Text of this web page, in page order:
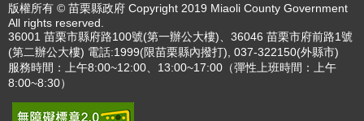
版權所有 © 苗栗縣政府 Copyright 2019 Miaoli County Government
All rights reserved.
36001 苗栗市縣府路100號(第一辦公大樓)、36046 苗栗市府前路1號
(第二辦公大樓) 電話:1999(限苗栗縣內撥打), 037-322150(外縣市)
服務時間：上午8:00~12:00、13:00~17:00（彈性上班時間：上午
8:00~8:30）